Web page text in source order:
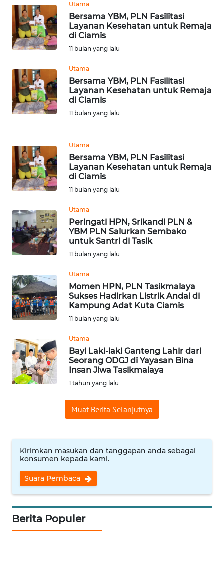
Utama
Bersama YBM, PLN Fasilitasi
Layanan Kesehatan untuk Remaja
di Ciamis
11 bulan yang lalu
Utama
Bersama YBM, PLN Fasilitasi
Layanan Kesehatan untuk Remaja
di Ciamis
11 bulan yang lalu
Utama
Bersama YBM, PLN Fasilitasi
Layanan Kesehatan untuk Remaja
di Ciamis
11 bulan yang lalu
Utama
Peringati HPN, Srikandi PLN &
YBM PLN Salurkan Sembako
untuk Santri di Tasik
11 bulan yang lalu
Utama
Momen HPN, PLN Tasikmalaya
Sukses Hadirkan Listrik Andal di
Kampung Adat Kuta Ciamis
11 bulan yang lalu
Utama
Bayi Laki-laki Ganteng Lahir dari
Seorang ODGJ di Yayasan Bina
Insan Jiwa Tasikmalaya
1 tahun yang lalu
Muat Berita Selanjutnya
Kirimkan masukan dan tanggapan anda sebagai
konsumen kepada kami.
Suara Pembaca
Berita Populer
TAPANULI
UTARA
WN
WN
PADANG
LAWAS
WN
CIANJUR
KEPULAUAN
SERIBU
WN
WN
BINJAI
CIREBON
WN
INDRAMAYU
WN
MAJALENGKA
WN
SUBANG
SUKABUMI